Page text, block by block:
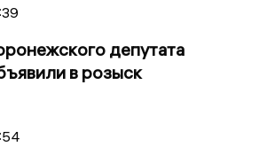
депутата
в розыск